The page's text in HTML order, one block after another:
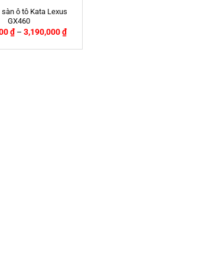
ô tô Kata Lexus
GX460
₫ – 3,190,000₫